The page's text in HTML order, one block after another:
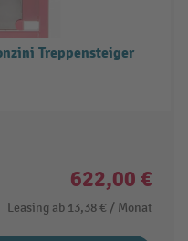
Treppensteiger
622,00 €
Leasing ab 13,38 € / Monat